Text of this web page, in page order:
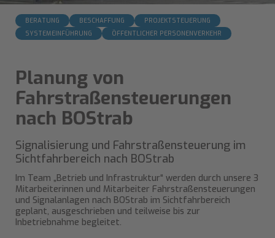
Planung von
Fahrstraßensteuerungen
nach BOStrab
BERATUNG BESCHAFFUNG
PROJEKTSTEUERUNG
SYSTEMEINFÜHRUNG
ÖFFENTLICHER PERSONENVERKEHR
Signalisierung und Fahrstraßensteuerung im
Sichtfahrbereich nach BOStrab
Im Team „Betrieb und Infrastruktur“ werden durch unsere 3
Mitarbeiterinnen und Mitarbeiter Fahrstraßensteuerungen
und Signalanlagen nach BOStrab im Sichtfahrbereich
geplant, ausgeschrieben und teilweise bis zur
Inbetriebnahme begleitet.